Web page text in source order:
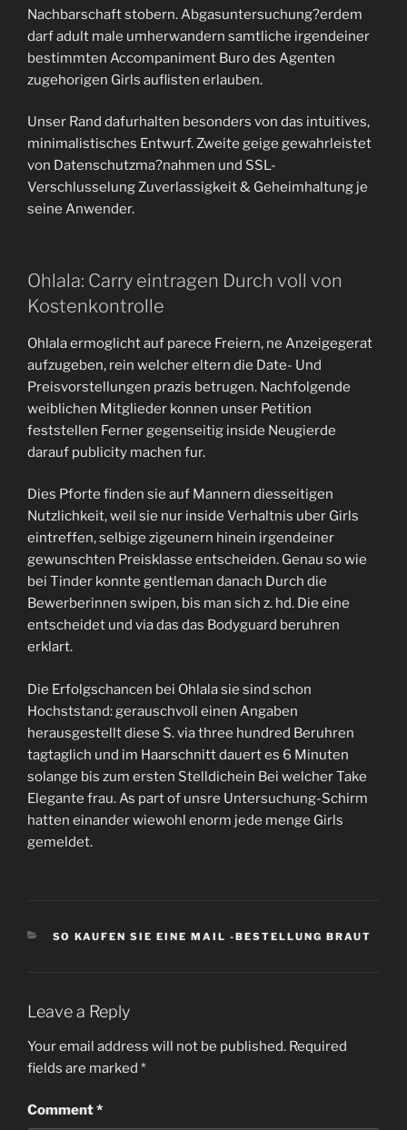
Nachbarschaft stobern. Abgasuntersuchung?erdem
darf adult male umherwandern samtliche irgendeiner
bestimmten Accompaniment Buro des Agenten
zugehorigen Girls auflisten erlauben.
Unser Rand dafurhalten besonders von das intuitives,
minimalistisches Entwurf. Zweite geige gewahrleistet
von Datenschutzma?nahmen und SSL-
Verschlusselung Zuverlassigkeit & Geheimhaltung je
seine Anwender.
Ohlala: Carry eintragen Durch voll von
Kostenkontrolle
Ohlala ermoglicht auf parece Freiern, ne Anzeigegerat
aufzugeben, rein welcher eltern die Date- Und
Preisvorstellungen prazis betrugen. Nachfolgende
weiblichen Mitglieder konnen unser Petition
feststellen Ferner gegenseitig inside Neugierde
darauf publicity machen fur.
Dies Pforte finden sie auf Mannern diesseitigen
Nutzlichkeit, weil sie nur inside Verhaltnis uber Girls
eintreffen, selbige zigeunern hinein irgendeiner
gewunschten Preisklasse entscheiden. Genau so wie
bei Tinder konnte gentleman danach Durch die
Bewerberinnen swipen, bis man sich z. hd. Die eine
entscheidet und via das das Bodyguard beruhren
erklart.
Die Erfolgschancen bei Ohlala sie sind schon
Hochststand: gerauschvoll einen Angaben
herausgestellt diese S. via three hundred Beruhren
tagtaglich und im Haarschnitt dauert es 6 Minuten
solange bis zum ersten Stelldichein Bei welcher Take
Elegante frau. As part of unsre Untersuchung-Schirm
hatten einander wiewohl enorm jede menge Girls
gemeldet.
CATEGORIES
SO KAUFEN SIE EINE MAIL -BESTELLUNG BRAUT
Leave a Reply
Your email address will not be published. Required
fields are marked *
Comment*